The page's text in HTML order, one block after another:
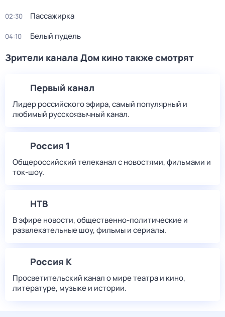
02:30 Пассажирка
04:10 Белый пудель
Зрители канала Дом кино также смотрят
Первый канал
Лидер российского эфира, самый популярный и
любимый русскоязычный канал.
Россия 1
Общероссийский телеканал с новостями, фильмами и
ток-шоу.
НТВ
В эфире новости, общественно-политические и
развлекательные шоу, фильмы и сериалы.
Россия К
Просветительский канал о мире театра и кино,
литературе, музыке и истории.